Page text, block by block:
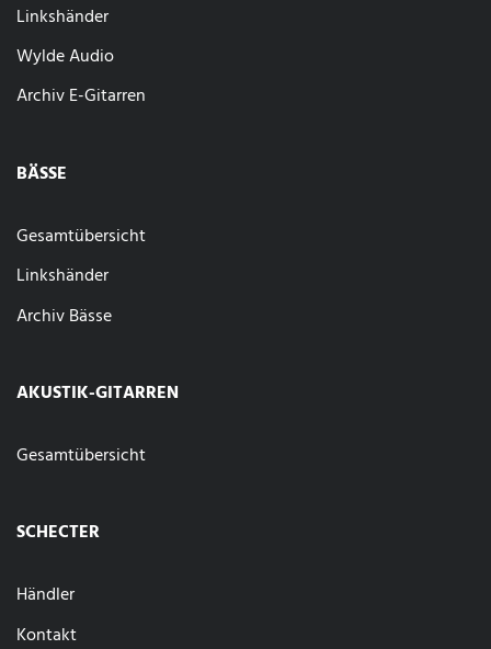
Linkshänder
Wylde Audio
Archiv E-Gitarren
BÄSSE
Gesamtübersicht
Linkshänder
Archiv Bässe
AKUSTIK-GITARREN
Gesamtübersicht
SCHECTER
Händler
Kontakt